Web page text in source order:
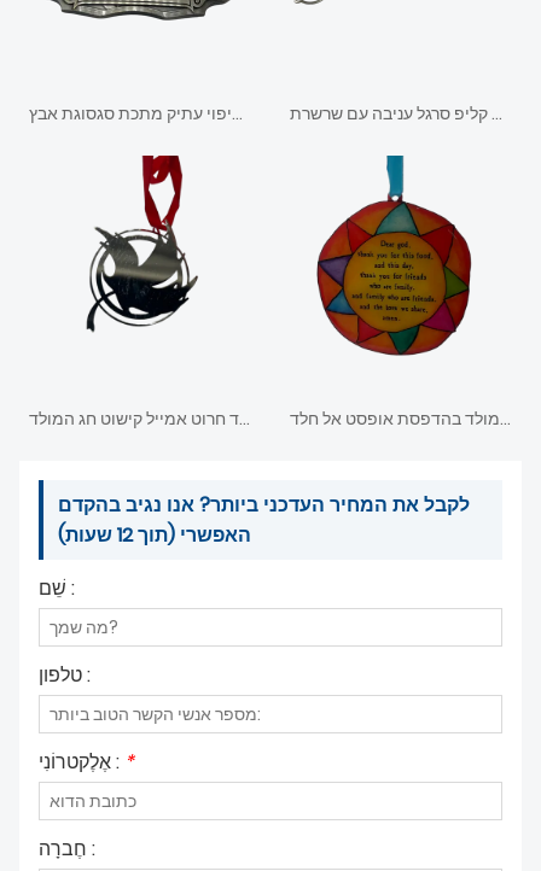
אבזם חגורת בוקרים בציפוי עתיק מתכת סגסוגת אבץ פרסום קידום מכירות עניבה קליפ סרגל עניבה עם שרשרת
קישוט חג המולד חרוט אמייל קישוט חג המולד קישוט חג המולד בהדפסת אופסט אל חלד
לקבל את המחיר העדכני ביותר? אנו נגיב בהקדם
האפשרי (תוך 12 שעות)
שֵׁם :
טלפון :
אֶלֶקטרוֹנִי : *
חֶברָה :